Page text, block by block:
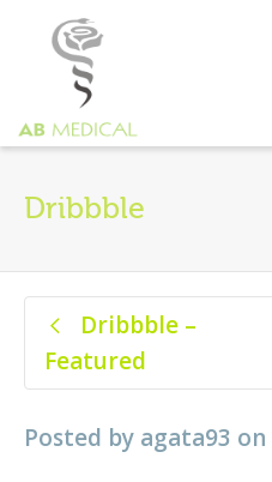
Dribbble
Dribbble –
Featured
Posted by agata93 on